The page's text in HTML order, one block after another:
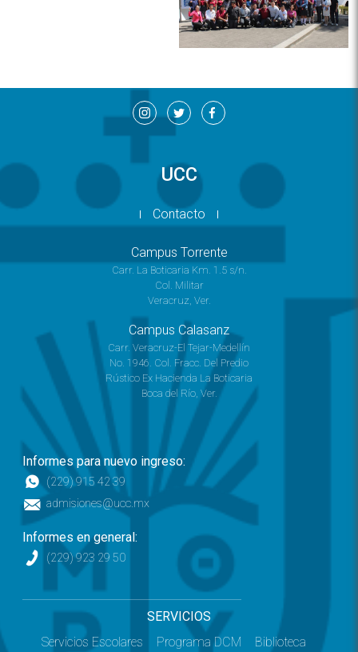
UCC
Contacto
Campus Torrente
Carr. La Boticaria Km. 1.5 s/n.
Col. Militar
Veracruz, Ver.
Campus Calasanz
Carr. Veracruz-El Tejar-Medellín
No. 1946. Col. Fracc. Del Predio
Rústico Ex Hacienda La Boticaria
Boca del Río, Ver.
Informes para nuevo ingreso:
(229) 915 42 39
admisiones@ucc.mx
Informes en general:
(229) 923 29 50
SERVICIOS
Servicios Escolares
Programa DCM Biblioteca